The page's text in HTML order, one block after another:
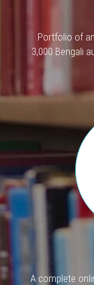
Portfolio of
3,000 Bengali
A complete